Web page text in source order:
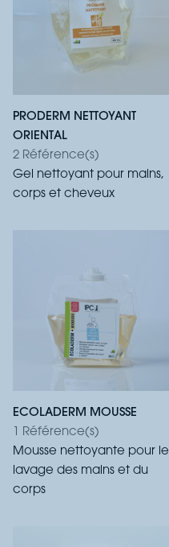
PRODERM NETTOYANT
ORIENTAL
2 Référence(s)
Gel nettoyant pour mains,
corps et cheveux
ECOLADERM MOUSSE
1 Référence(s)
Mousse nettoyante pour le
lavage des mains et du
corps